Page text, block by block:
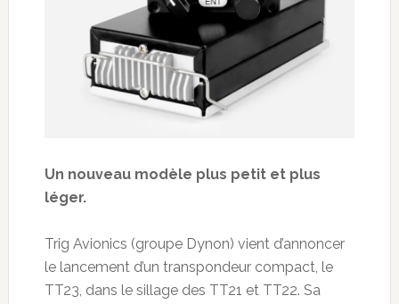
Un nouveau modèle plus petit et plus
léger.
Trig Avionics (groupe Dynon) vient d’annoncer
le lancement d’un transpondeur compact, le
TT23, dans le sillage des TT21 et TT22. Sa